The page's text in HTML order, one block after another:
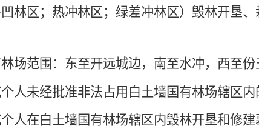
凹林区；热冲林区；绿差冲林区）毁林开垦
场范围：东至开远城边，南至水冲，西至份
人未经批准非法占用白土墙国有林场辖区内
人在白土墙国有林场辖区内毁林开垦和修建